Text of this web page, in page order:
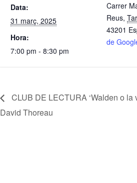
Data:
31 març, 2025
Hora:
7:00 pm - 8:30 pm
Carrer
Reus,
43201
de
CLUB DE LECTURA ‘Walden o la
David Thoreau